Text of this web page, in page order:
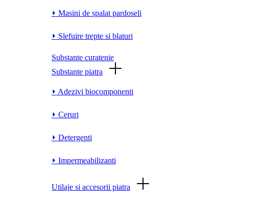
⏵ Masini de spalat pardoseli
⏵ Slefuire trepte si blaturi
Substante curatenie
Substante piatra
⏵ Adezivi biocomponenti
⏵ Ceruri
⏵ Detergenti
⏵ Impermeabilizanti
Utilaje si accesorii piatra